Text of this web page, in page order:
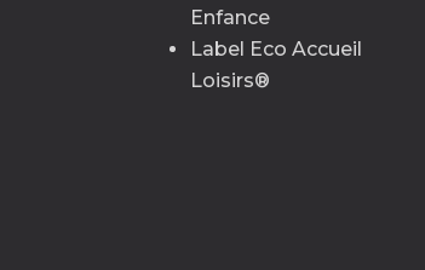
Enfance
Label Eco Accueil
Loisirs®